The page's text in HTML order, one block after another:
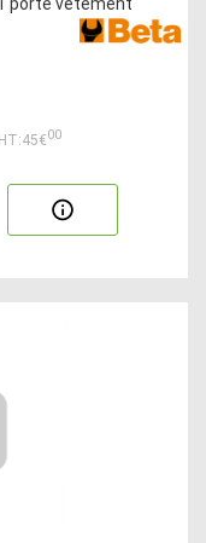
HT:45€00